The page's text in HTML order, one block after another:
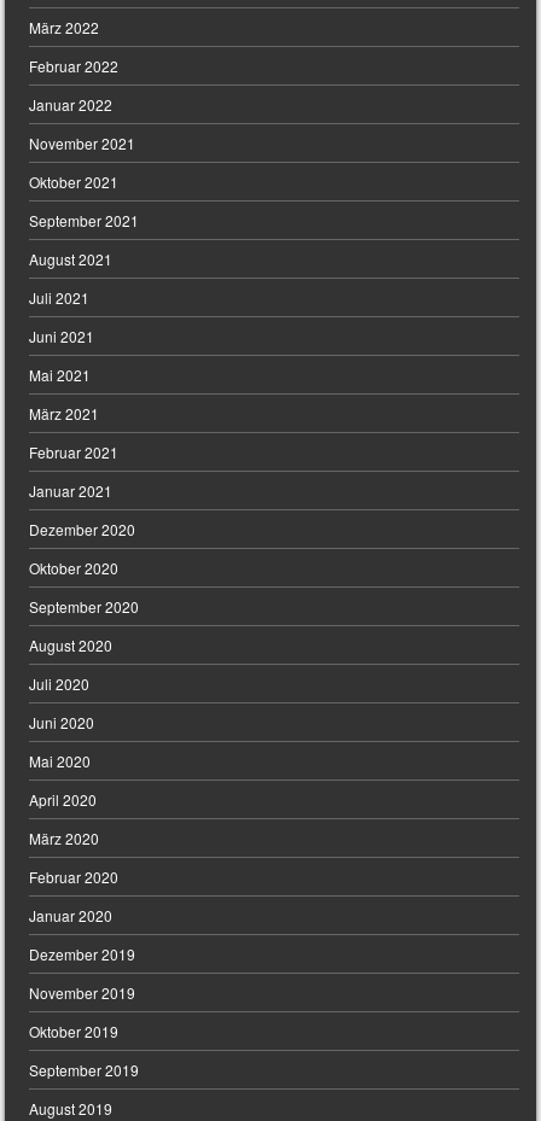
März 2022
Februar 2022
Januar 2022
November 2021
Oktober 2021
September 2021
August 2021
Juli 2021
Juni 2021
Mai 2021
März 2021
Februar 2021
Januar 2021
Dezember 2020
Oktober 2020
September 2020
August 2020
Juli 2020
Juni 2020
Mai 2020
April 2020
März 2020
Februar 2020
Januar 2020
Dezember 2019
November 2019
Oktober 2019
September 2019
August 2019